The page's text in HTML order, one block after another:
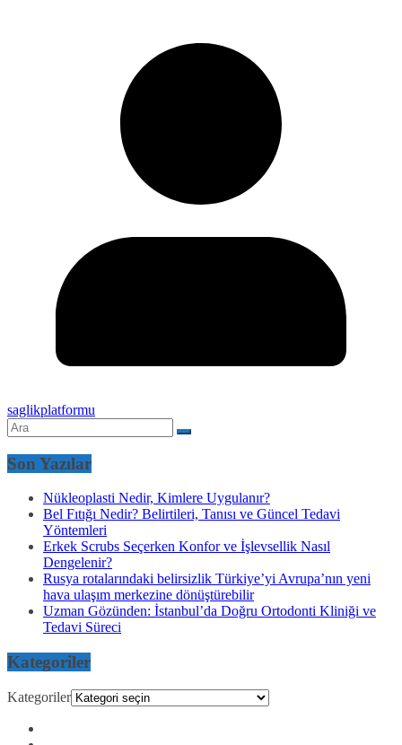
saglikplatformu
Son Yazılar
Nükleoplasti Nedir, Kimlere Uygulanır?
Bel Fıtığı Nedir? Belirtileri, Tanısı ve Güncel Tedavi
Yöntemleri
Erkek Scrubs Seçerken Konfor ve İşlevsellik Nasıl
Dengelenir?
Rusya rotalarındaki belirsizlik Türkiye’yi Avrupa’nın yeni
hava ulaşım merkezine dönüştürebilir
Uzman Gözünden: İstanbul’da Doğru Ortodonti Kliniği ve
Tedavi Süreci
Kategoriler
Kategoriler